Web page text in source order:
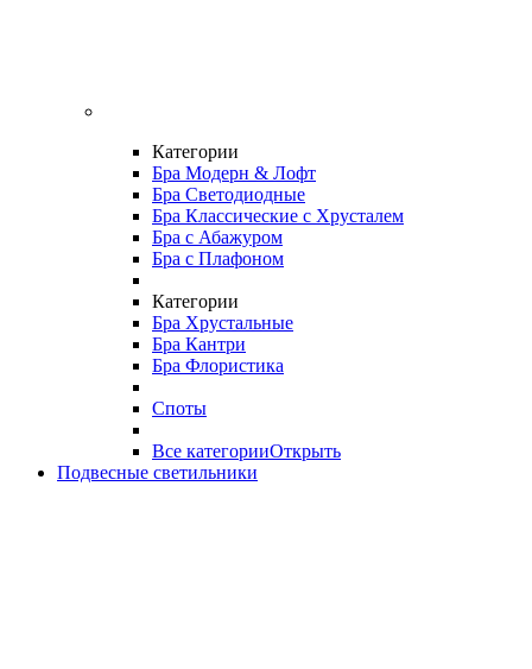
Категории
Бра Модерн & Лофт
Бра Светодиодные
Бра Классические с Хрусталем
Бра с Абажуром
Бра с Плафоном
Категории
Бра Хрустальные
Бра Кантри
Бра Флористика
Споты
Все категорииОткрыть
Подвесные светильники